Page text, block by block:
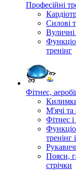
Професійні
Силові
тренінг
Фітнес,
М'ячі та
Фітнес і
тренінг
Пояси,
стрічки